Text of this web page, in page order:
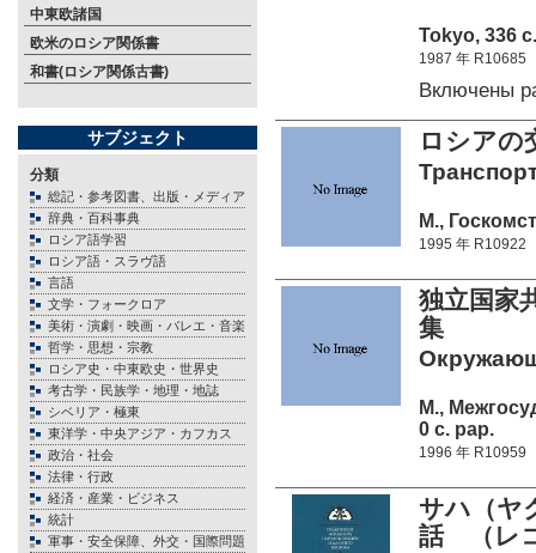
中東欧諸国
欧米のロシア関係書
和書(ロシア関係古書)
サブジェクト
分類
総記・参考図書、出版・メディア
辞典・百科事典
ロシア語学習
ロシア語・スラヴ語
言語
文学・フォークロア
美術・演劇・映画・バレエ・音楽
哲学・思想・宗教
ロシア史・中東欧史・世界史
考古学・民族学・地理・地誌
シベリア・極東
東洋学・中央アジア・カフカス
政治・社会
法律・行政
経済・産業・ビジネス
統計
軍事・安全保障、外交・国際問題
Tokyo, 336
1987 年 R10685
Включены
ロシア
М.,
1995 年 R10922
独立国家
集
М.,
0 c. pap.
1996 年 R10959
サハ（ヤ
話 （レ